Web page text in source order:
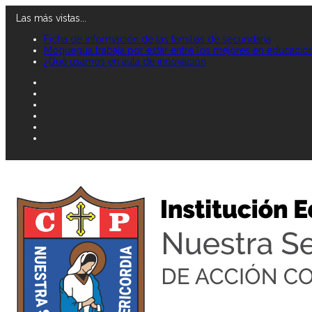
Las más vistas...
Ficha de información de las familias de secundaria
Moquegua trabaja por estar entre los mejores en
¿Qué usamos en aula de innovación